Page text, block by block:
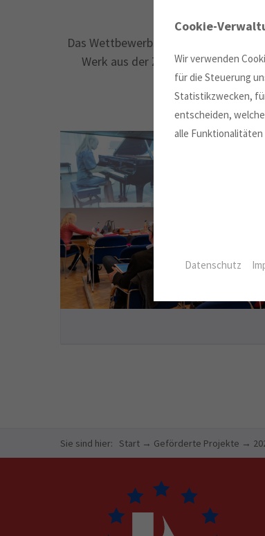
Das Wettbewerbsprogramm 2020
Werk aus der Zeit der Klassik. Der
Sie sind hier: Start → Geförderte Projekte →
Cookie-
Wir verwenden
für die Steuerung
Statistikzwecken,
entscheiden,
alle
Datenschutz